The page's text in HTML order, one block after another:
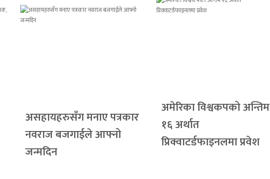
असहायहरुसँग मनाए पत्रकार
नवराज बजगाईले आफ्नो
जन्मदिन
अमेरिका विश्वकपको अन्तिम
१६ अर्थात
प्रिक्वाटर्डफाइनलमा प्रवेश